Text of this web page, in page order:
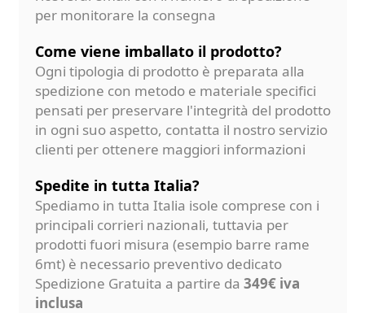
per monitorare la consegna
Come viene imballato il prodotto?
Ogni tipologia di prodotto è preparata alla
spedizione con metodo e materiale specifici
pensati per preservare l'integrità del prodotto
in ogni suo aspetto, contatta il nostro servizio
clienti per ottenere maggiori informazioni
Spedite in tutta Italia?
Spediamo in tutta Italia isole comprese con i
principali corrieri nazionali, tuttavia per
prodotti fuori misura (esempio barre rame
6mt) è necessario preventivo dedicato
Spedizione Gratuita a partire da 349€ iva
inclusa